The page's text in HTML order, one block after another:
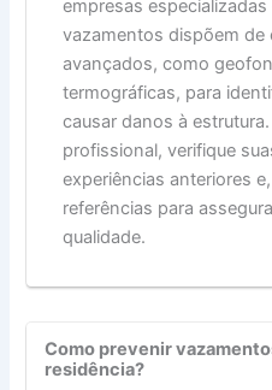
empresas
vazamentos dispõem de
avançados, como
termográficas, para
causar danos à
profissional, verifique
experiências anteriores
referências para
qualidade.
Como prevenir
residência?